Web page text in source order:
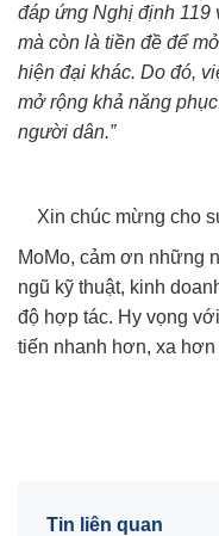
đáp ứng Nghị định 119
mà còn là tiền đề để
hiện đại khác. Do đó,
mở rộng khả năng
người dân.”
Xin chúc mừng cho
MoMo, cảm ơn những
ngũ kỹ thuật, kinh
độ hợp tác. Hy vọng
tiến nhanh hơn, xa
Tin liên quan